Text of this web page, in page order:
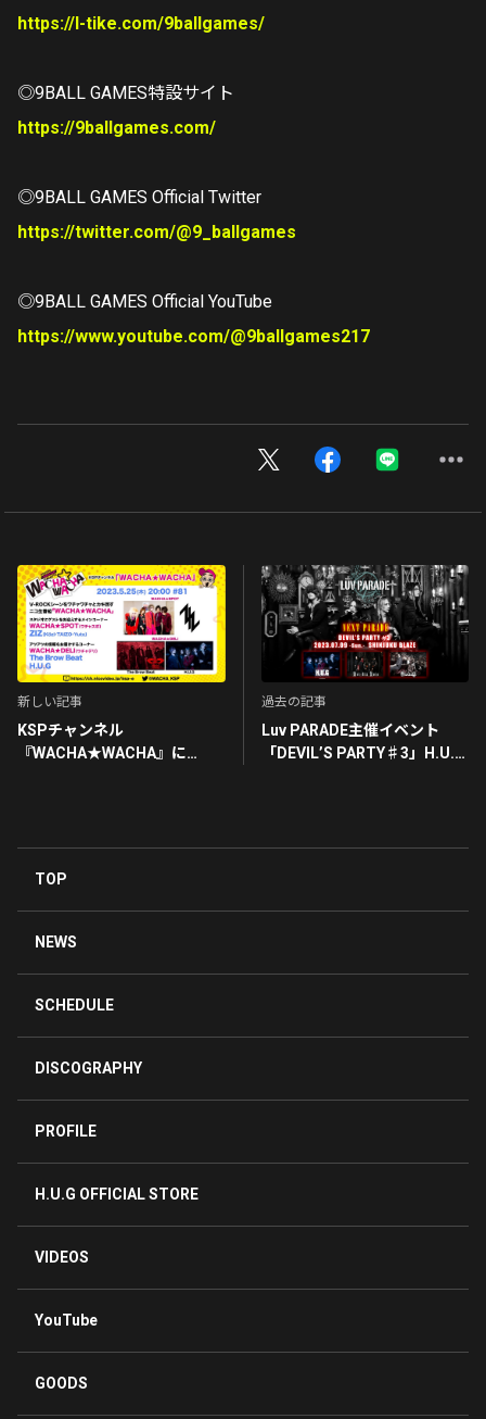
https://l-tike.com/9ballgames/
◎9BALL GAMES特設サイト
https://9ballgames.com/
◎9BALL GAMES Official Twitter
https://twitter.com/@9_ballgames
◎9BALL GAMES Official YouTube
https://www.youtube.com/@9ballgames217
新しい記事
KSPチャンネル
『WACHA★WACHA』に
過去の記事
Luv PARADE主催イベント
「DEVIL’S PARTY♯3」H.U.G
TOP
NEWS
SCHEDULE
DISCOGRAPHY
PROFILE
H.U.G OFFICIAL STORE
VIDEOS
YouTube
GOODS